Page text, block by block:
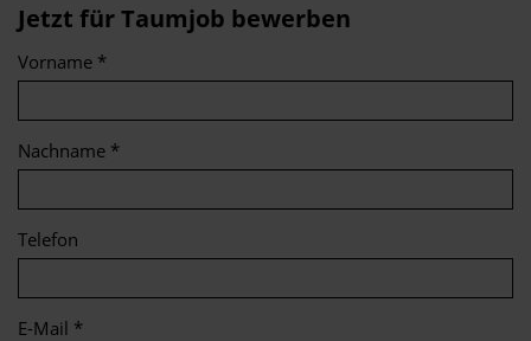
Jetzt für Taumjob bewerben
Vorname *
Nachname *
Telefon
E-Mail *